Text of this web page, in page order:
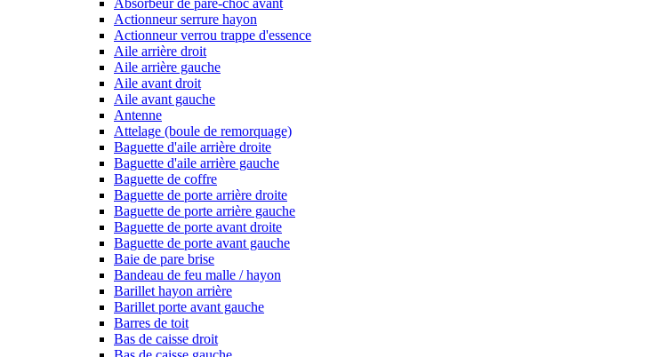
Absorbeur de pare-choc avant
Actionneur serrure hayon
Actionneur verrou trappe d'essence
Aile arrière droit
Aile arrière gauche
Aile avant droit
Aile avant gauche
Antenne
Attelage (boule de remorquage)
Baguette d'aile arrière droite
Baguette d'aile arrière gauche
Baguette de coffre
Baguette de porte arrière droite
Baguette de porte arrière gauche
Baguette de porte avant droite
Baguette de porte avant gauche
Baie de pare brise
Bandeau de feu malle / hayon
Barillet hayon arrière
Barillet porte avant gauche
Barres de toit
Bas de caisse droit